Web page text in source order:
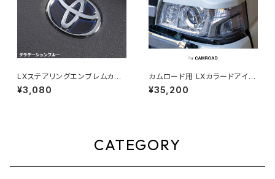
LXステアリングエンブレムカラ
ードベース for TOYOTA Typ
e-1
¥3,080
カムロード用 LXカラードアイラ
インガーニッシュ ※塗装済み品
¥35,200
CATEGORY